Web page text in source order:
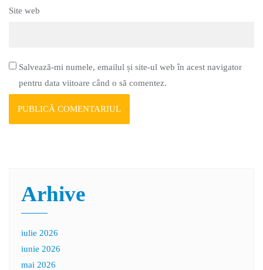
Site web
Salvează-mi numele, emailul și site-ul web în acest navigator
pentru data viitoare când o să comentez.
Arhive
iulie 2026
iunie 2026
mai 2026